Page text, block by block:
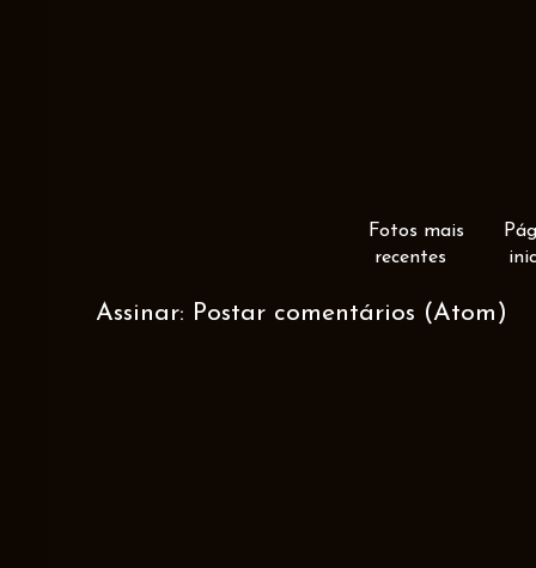
Fotos mais
recentes
Assinar: Postar comentários (Atom)